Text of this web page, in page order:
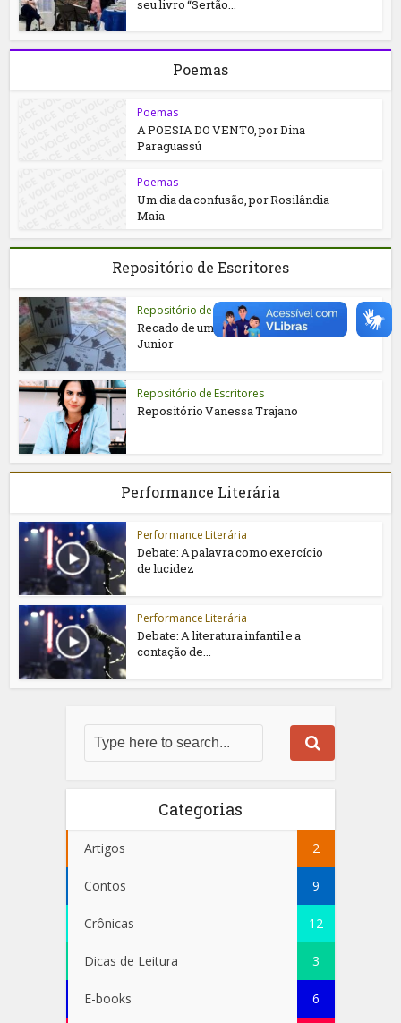
seu livro “Sertão...
Poemas
Poemas
A POESIA DO VENTO, por Dina
Paraguassú
Poemas
Um dia da confusão, por Rosilândia
Maia
Repositório de Escritores
Repositório de Escritores
Recado de um Cordel, por Zilmar
Junior
Repositório de Escritores
Repositório Vanessa Trajano
Performance Literária
Performance Literária
Debate: A palavra como exercício
de lucidez
Performance Literária
Debate: A literatura infantil e a
contação de...
Categorias
Artigos 2
Contos 9
Crônicas 12
Dicas de Leitura 3
E-books 6